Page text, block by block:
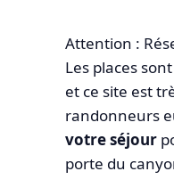
Attention :
Les places
et ce site est
randonneurs
votre séjour
porte du